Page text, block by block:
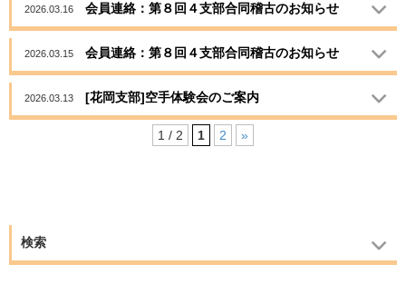
2026.03.16 会員連絡：第８回４支部合同稽古のお知らせ
2026.03.15 会員連絡：第８回４支部合同稽古のお知らせ
2026.03.13 [花岡支部]空手体験会のご案内
1 / 2 1 2 »
検索